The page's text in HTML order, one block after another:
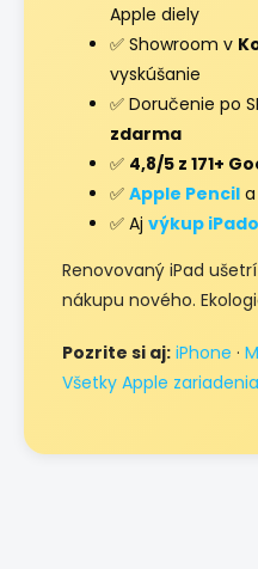
Apple diely
✅ Showroom v
vyskúšanie
✅ Doručenie po
zdarma
✅ 4,8/5 z 171+
✅ Apple Pencil
✅ Aj výkup
Renovovaný iPad
nákupu nového.
Pozrite si aj: iPhone ·
Všetky Apple zariadenia